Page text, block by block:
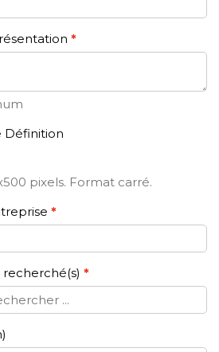
Définition
pixels. Format carré.